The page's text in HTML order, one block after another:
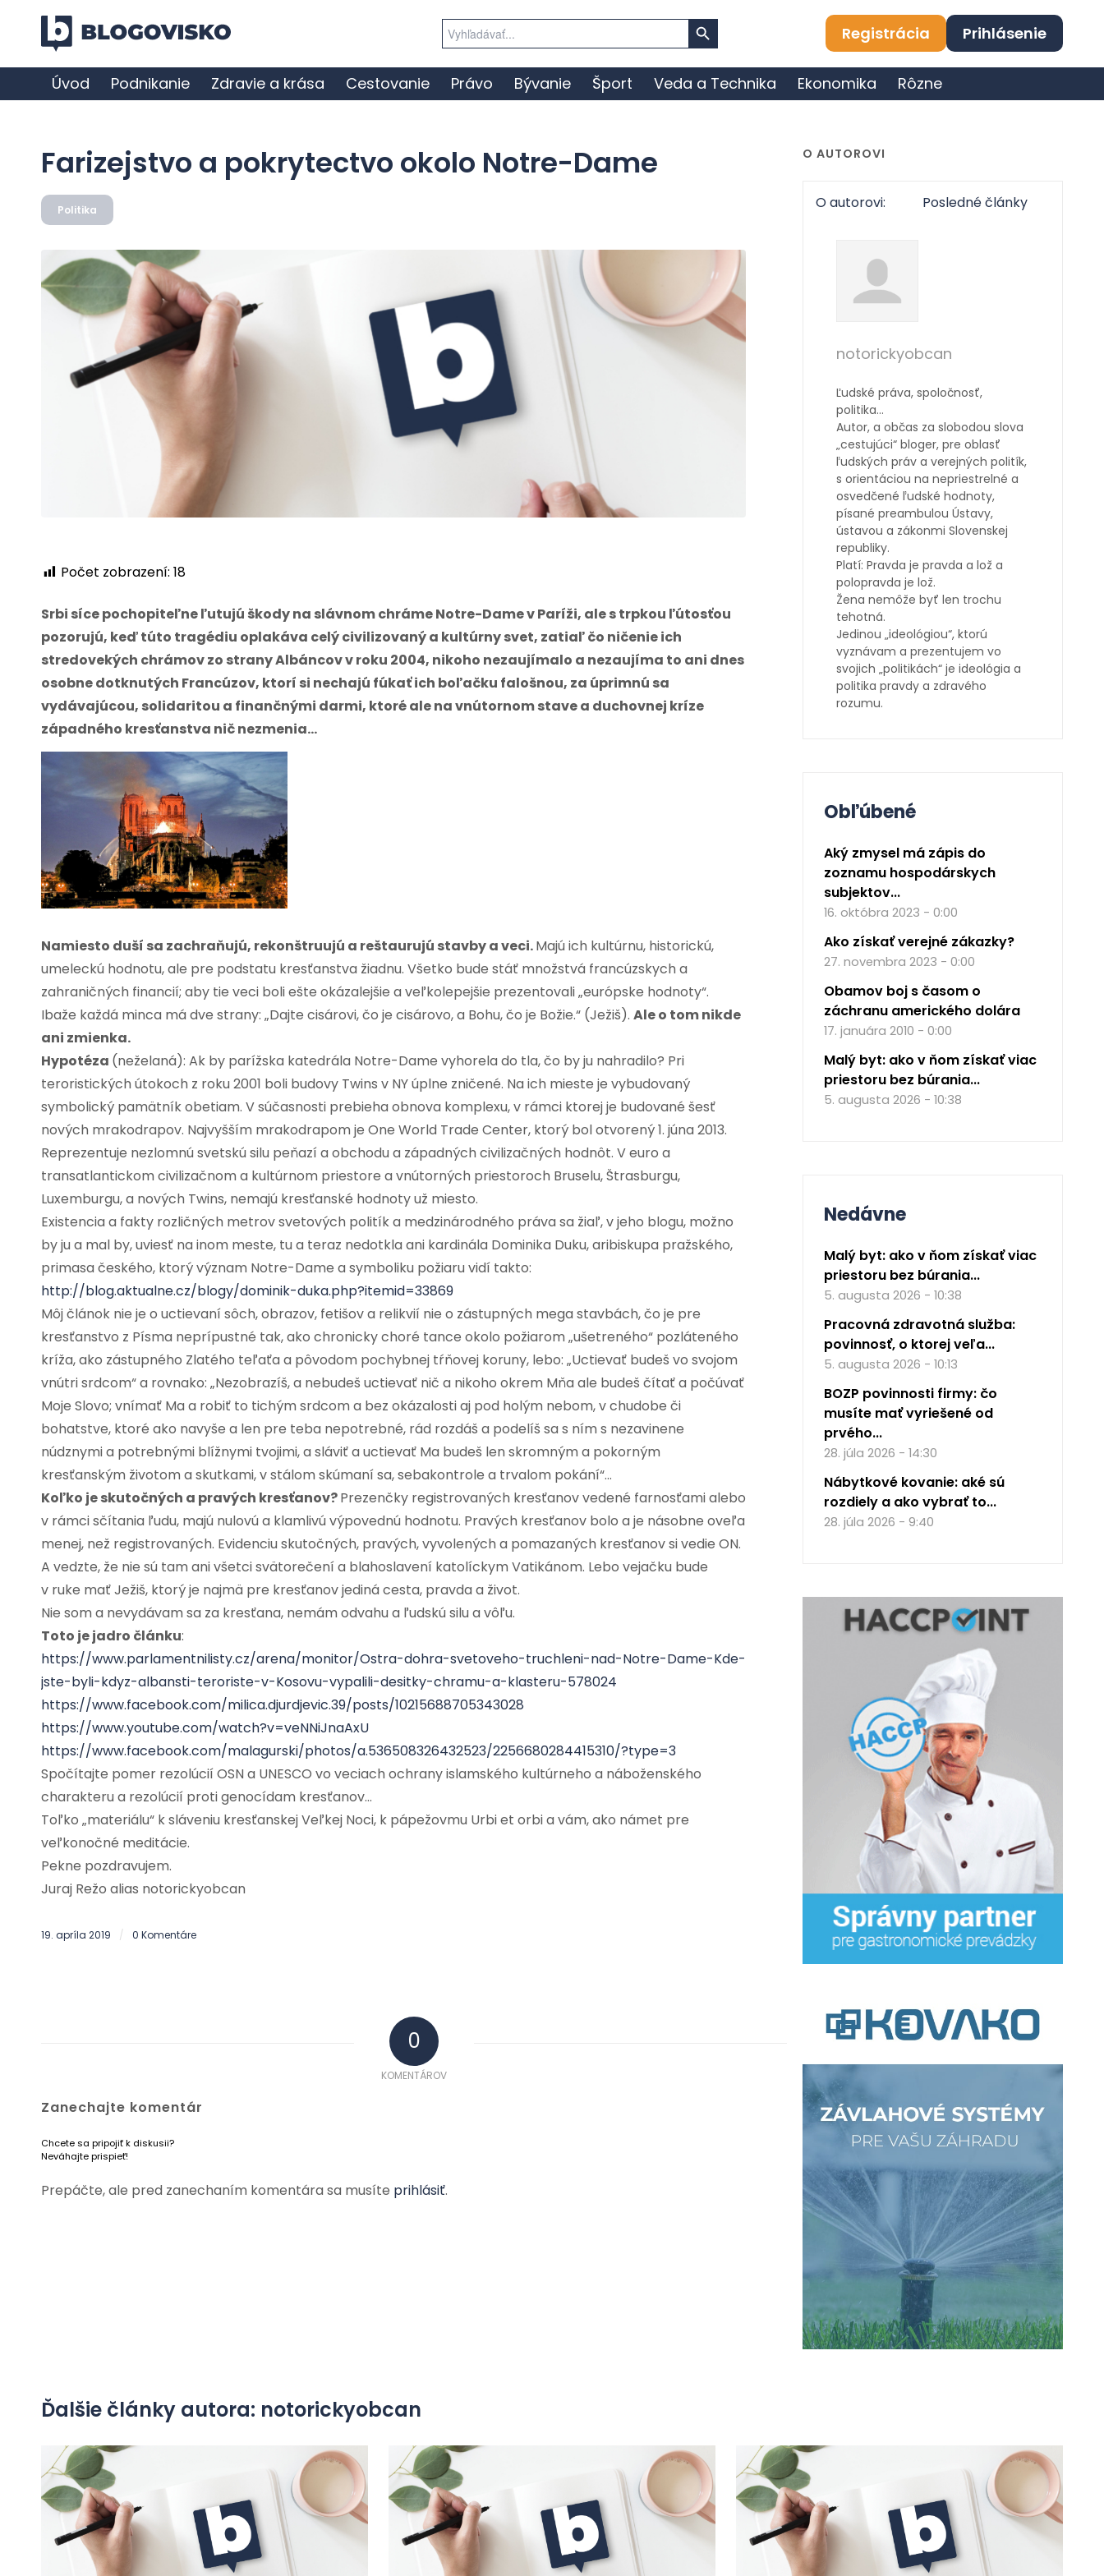
for:
Search Button
Registrácia Prihlásenie
Úvod Podnikanie Zdravie a krása Cestovanie Právo Bývanie Šport Veda a Technika Ekonomika Rôzne
Farizejstvo a pokrytectvo okolo Notre-Dame
Politika
Počet zobrazení: 18
Srbi síce pochopiteľne ľutujú škody na slávnom chráme Notre-Dame v Paríži, ale s trpkou ľútosťou
pozorujú, keď túto tragédiu oplakáva celý civilizovaný a kultúrny svet, zatiaľ čo ničenie ich
stredovekých chrámov zo strany Albáncov v roku 2004, nikoho nezaujímalo a nezaujíma to ani dnes
osobne dotknutých Francúzov, ktorí si nechajú fúkať ich boľačku falošnou, za úprimnú sa
vydávajúcou, solidaritou a finančnými darmi, ktoré ale na vnútornom stave a duchovnej kríze
západného kresťanstva nič nezmenia…
Namiesto duší sa zachraňujú, rekonštruujú a reštaurujú stavby a veci.Majú ich kultúrnu, historickú,
umeleckú hodnotu, ale pre podstatu kresťanstva žiadnu. Všetko bude stáť množstvá francúzskych a
zahraničných financií; aby tie veci boli ešte okázalejšie a veľkolepejšie prezentovali „európske hodnoty“.
Ibaže každá minca má dve strany: „Dajte cisárovi, čo je cisárovo, a Bohu, čo je Božie.“ (Ježiš). Ale o tom nikde
ani zmienka.
Hypotéza (neželaná): Ak by parížska katedrála Notre-Dame vyhorela do tla, čo by ju nahradilo? Pri
teroristických útokoch z roku 2001 boli budovy Twins v NY úplne zničené. Na ich mieste je vybudovaný
symbolický pamätník obetiam. V súčasnosti prebieha obnova komplexu, v rámci ktorej je budované šesť
nových mrakodrapov. Najvyšším mrakodrapom je One World Trade Center, ktorý bol otvorený 1. júna 2013.
Reprezentuje nezlomnú svetskú silu peňazí a obchodu a západných civilizačných hodnôt. V euro a
transatlantickom civilizačnom a kultúrnom priestore a vnútorných priestoroch Bruselu, Štrasburgu,
Luxemburgu, a nových Twins, nemajú kresťanské hodnoty už miesto.
Existencia a fakty rozličných metrov svetových politík a medzinárodného práva sa žiaľ, v jeho blogu, možno
by ju a mal by, uviesť na inom meste, tu a teraz nedotkla ani kardinála Dominika Duku, aribiskupa pražského,
primasa českého, ktorý význam Notre-Dame a symboliku požiaru vidí takto:
http://blog.aktualne.cz/blogy/dominik-duka.php?itemid=33869
Môj článok nie je o uctievaní sôch, obrazov, fetišov a relikvií nie o zástupných mega stavbách, čo je pre
kresťanstvo z Písma neprípustné tak, ako chronicky choré tance okolo požiarom „ušetreného“ pozláteného
kríža, ako zástupného Zlatého teľaťa a pôvodom pochybnej tŕňovej koruny, lebo: „Uctievať budeš vo svojom
vnútri srdcom“ a rovnako: „Nezobrazíš, a nebudeš uctievať nič a nikoho okrem Mňa ale budeš čítať a počúvať
Moje Slovo; vnímať Ma a robiť to tichým srdcom a bez okázalosti aj pod holým nebom, v chudobe či
bohatstve, ktoré ako navyše a len pre teba nepotrebné, rád rozdáš a podelíš sa s ním s nezavinene
núdznymi a potrebnými blížnymi tvojimi, a sláviť a uctievať Ma budeš len skromným a pokorným
kresťanským životom a skutkami, v stálom skúmaní sa, sebakontrole a trvalom pokání“…
Koľko je skutočných a pravých kresťanov?Prezenčky registrovaných kresťanov vedené farnosťami alebo
v rámci sčítania ľudu, majú nulovú a klamlivú výpovednú hodnotu. Pravých kresťanov bolo a je násobne oveľa
menej, než registrovaných. Evidenciu skutočných, pravých, vyvolených a pomazaných kresťanov si vedie ON.
A vedzte, že nie sú tam ani všetci svätorečení a blahoslavení katolíckym Vatikánom. Lebo vejačku bude
v ruke mať Ježiš, ktorý je najmä pre kresťanov jediná cesta, pravda a život.
Nie som a nevydávam sa za kresťana, nemám odvahu a ľudskú silu a vôľu.
Toto je jadro článku:
https://www.parlamentnilisty.cz/arena/monitor/Ostra-dohra-svetoveho-truchleni-nad-Notre-Dame-Kde-
jste-byli-kdyz-albansti-teroriste-v-Kosovu-vypalili-desitky-chramu-a-klasteru-578024
https://www.facebook.com/milica.djurdjevic.39/posts/10215688705343028
https://www.youtube.com/watch?v=veNNiJnaAxU
https://www.facebook.com/malagurski/photos/a.536508326432523/2256680284415310/?type=3
Spočítajte pomer rezolúcií OSN a UNESCO vo veciach ochrany islamského kultúrneho a náboženského
charakteru a rezolúcií proti genocídam kresťanov…
Toľko „materiálu“ k sláveniu kresťanskej Veľkej Noci, k pápežovmu Urbi et orbi a vám, ako námet pre
veľkonočné meditácie.
Pekne pozdravujem.
Juraj Režo alias notorickyobcan
19. apríla 2019 / 0 Komentáre
0
KOMENTÁROV
Zanechajte komentár
Chcete sa pripojiť k diskusii?
Neváhajte prispieť!
Prepáčte, ale pred zanechaním komentára sa musíte prihlásiť.
O AUTOROVI
O autorovi: Posledné články
notorickyobcan
Ľudské práva, spoločnosť,
politika…
Autor, a občas za slobodou slova
„cestujúci“ bloger, pre oblasť
ľudských práv a verejných politík,
s orientáciou na nepriestrelné a
osvedčené ľudské hodnoty,
písané preambulou Ústavy,
ústavou a zákonmi Slovenskej
republiky.
Platí: Pravda je pravda a lož a
polopravda je lož.
Žena nemôže byť len trochu
tehotná.
Jedinou „ideológiou“, ktorú
vyznávam a prezentujem vo
svojich „politikách“ je ideológia a
politika pravdy a zdravého
rozumu.
Obľúbené
Aký zmysel má zápis do
zoznamu hospodárskych
subjektov...
16. októbra 2023 - 0:00
Ako získať verejné zákazky?
27. novembra 2023 - 0:00
Obamov boj s časom o
záchranu amerického dolára
17. januára 2010 - 0:00
Malý byt: ako v ňom získať viac
priestoru bez búrania...
5. augusta 2026 - 10:38
Nedávne
Malý byt: ako v ňom získať viac
priestoru bez búrania...
5. augusta 2026 - 10:38
Pracovná zdravotná služba:
povinnosť, o ktorej veľa...
5. augusta 2026 - 10:13
BOZP povinnosti firmy: čo
musíte mať vyriešené od
prvého...
28. júla 2026 - 14:30
Nábytkové kovanie: aké sú
rozdiely a ako vybrať to...
28. júla 2026 - 9:40
Ďalšie články autora: notorickyobcan